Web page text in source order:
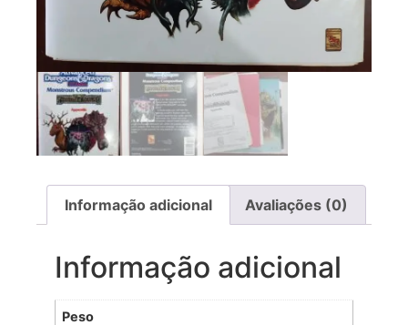
Informação adicional Avaliações (0)
Informação adicional
Peso